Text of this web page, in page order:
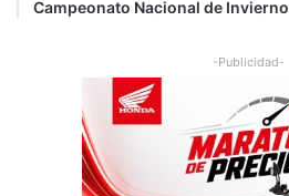
Campeonato Nacional de Invierno
-Publicidad-